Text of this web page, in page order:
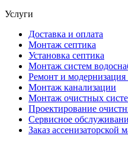
Услуги
Доставка и оплата
Монтаж септика
Установка септика
Монтаж систем
Ремонт и
Монтаж канализации
Монтаж очистных
Проектирование
Сервисное
Заказ ассенизаторской